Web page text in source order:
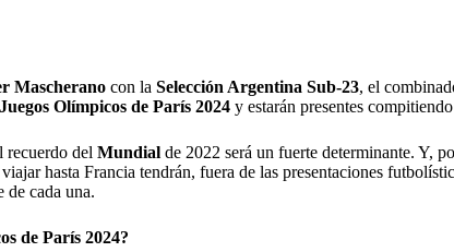
Mascherano con la Selección Argentina Sub-23, el
Juegos Olímpicos de París 2024 y estarán presentes
recuerdo del Mundial de 2022 será un fuerte determinante. Y,
hasta Francia tendrán, fuera de las presentaciones
de cada una.
de París 2024?